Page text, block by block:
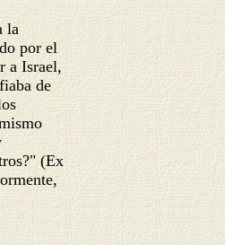
la
por el
a Israel,
de
(Ex